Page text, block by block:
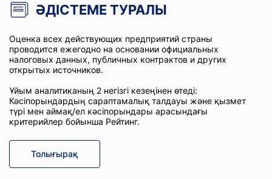
ӘДІСТЕМЕ ТУРАЛЫ
Оценка всех действующих предприятий страны
проводится ежегодно на основании официальных
налоговых данных, публичных контрактов и других
открытых источников.
Ұйым аналитиканың 2 негізгі кезеңінен өтеді:
Кәсіпорындардың сараптамалық талдауы және қызмет
түрі мен аймақ/ел кәсіпорындары арасындағы
критерийлер бойынша Рейтинг.
Толығырақ